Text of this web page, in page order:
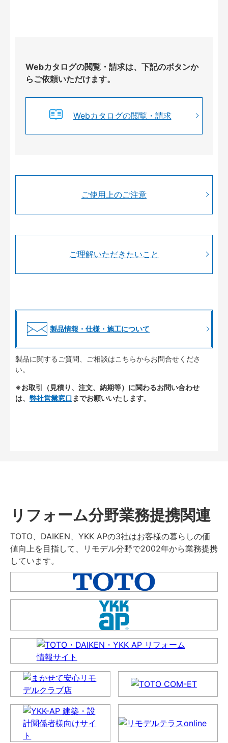
Webカタログの閲覧・請求は、下記のボタンか
らご依頼いただけます。
Webカタログの閲覧・請求
ご使用上のご注意
ご理解いただきたいこと
製品情報・仕様・施工について
製品に関するご質問、ご相談はこちらからお問合せくださ
い。
※お取引（見積り、注文、納期等）に関わるお問い合わせ
は、 弊社営業窓口 までお願いいたします。
リフォーム分野業務提携関連
TOTO、DAIKEN、YKK APの3社はお客様の暮らしの価
値向上を目指して、リモデル分野で2002年から業務提携
しています。